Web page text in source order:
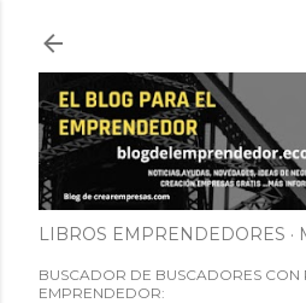
LIBROS EMPRENDEDORES
BUSCADOR DE BUSCADORES CON
EMPRENDEDOR: